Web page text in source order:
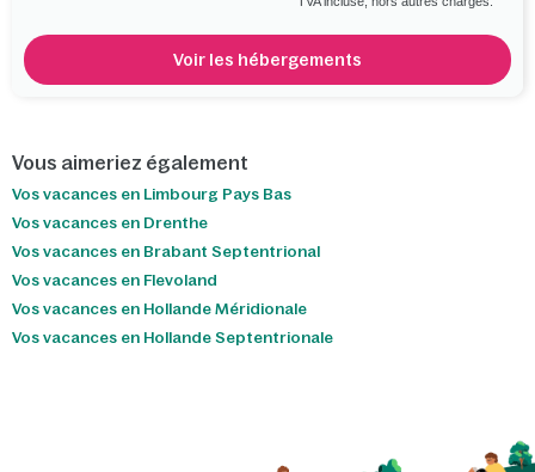
Voir les hébergements
Vous aimeriez également
Vos vacances en Limbourg Pays Bas
Vos vacances en Drenthe
Vos vacances en Brabant Septentrional
Vos vacances en Flevoland
Vos vacances en Hollande Méridionale
Vos vacances en Hollande Septentrionale